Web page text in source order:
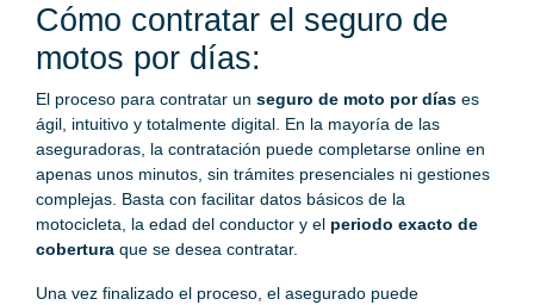
Cómo contratar el seguro de
motos por días:
El proceso para contratar un seguro de moto por días es
ágil, intuitivo y totalmente digital. En la mayoría de las
aseguradoras, la contratación puede completarse online en
apenas unos minutos, sin trámites presenciales ni gestiones
complejas. Basta con facilitar datos básicos de la
motocicleta, la edad del conductor y el periodo exacto de
cobertura que se desea contratar.
Una vez finalizado el proceso, el asegurado puede